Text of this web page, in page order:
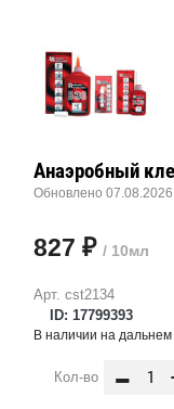
Арт. cst2134
ID: 17799393
Анаэробный
Обновлено
827 ₽ / 10мл
В наличии на дальнем
Кол-во -